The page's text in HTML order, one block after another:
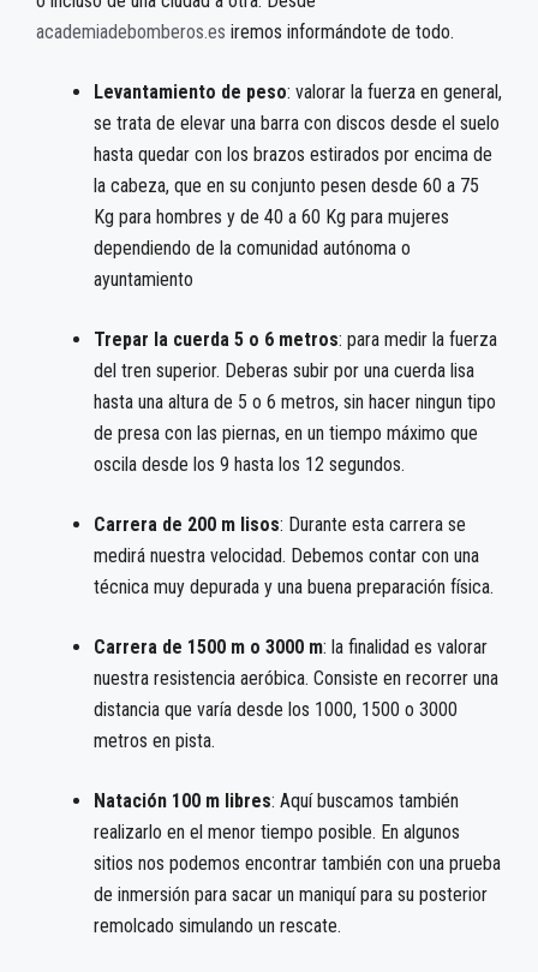
academiadebomberos.es iremos informándote de todo.
Levantamiento de peso: valorar la fuerza en general,
se trata de elevar una barra con discos desde el suelo
hasta quedar con los brazos estirados por encima de
la cabeza, que en su conjunto pesen desde 60 a 75
Kg para hombres y de 40 a 60 Kg para mujeres
dependiendo de la comunidad autónoma o
ayuntamiento
Trepar la cuerda 5 o 6 metros: para medir la fuerza
del tren superior. Deberas subir por una cuerda lisa
hasta una altura de 5 o 6 metros, sin hacer ningun tipo
de presa con las piernas, en un tiempo máximo que
oscila desde los 9 hasta los 12 segundos.
Carrera de 200 m lisos: Durante esta carrera se
medirá nuestra velocidad. Debemos contar con una
técnica muy depurada y una buena preparación física.
Carrera de 1500 m o 3000 m: la finalidad es valorar
nuestra resistencia aeróbica. Consiste en recorrer una
distancia que varía desde los 1000, 1500 o 3000
metros en pista.
Natación 100 m libres: Aquí buscamos también
realizarlo en el menor tiempo posible. En algunos
sitios nos podemos encontrar también con una prueba
de inmersión para sacar un maniquí para su posterior
remolcado simulando un rescate.